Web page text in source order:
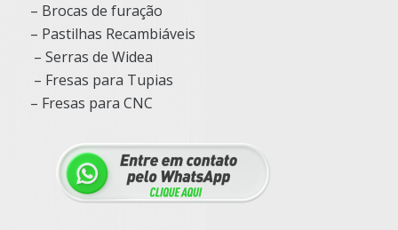
– Brocas de furação
– Pastilhas Recambiáveis
– Serras de Widea
– Fresas para Tupias
– Fresas para CNC